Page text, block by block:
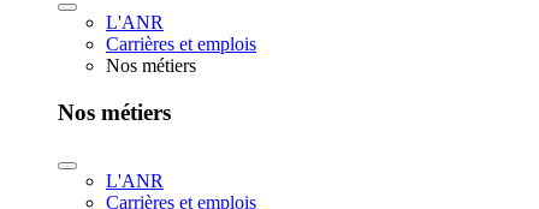
L'ANR
Carrières et emplois
Nos métiers
Nos métiers
L'ANR
Carrières et emplois